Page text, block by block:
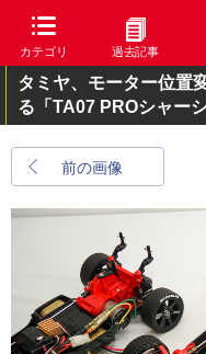
カテゴリ 過去記事
タミヤ、モーター位置
る「TA07 PROシャー
前の画像